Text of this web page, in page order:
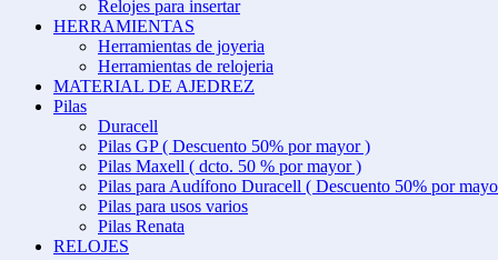
Relojes para insertar
HERRAMIENTAS
Herramientas de joyeria
Herramientas de relojeria
MATERIAL DE AJEDREZ
Pilas
Duracell
Pilas GP ( Descuento 50% por mayor )
Pilas Maxell ( dcto. 50 % por mayor )
Pilas para Audífono Duracell ( Descuento 50% por
Pilas para usos varios
Pilas Renata
RELOJES